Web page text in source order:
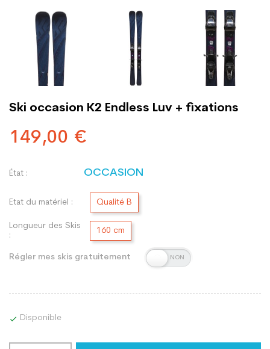
Ski occasion K2 Endless Luv + fixations
149,00 €
État : OCCASION
Etat du matériel : Qualité B
Longueur des Skis
:
160 cm
Régler mes skis gratuitement
 Disponible